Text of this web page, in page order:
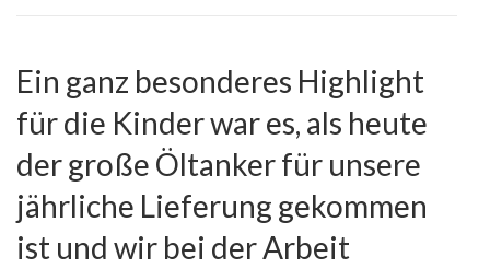
Ein ganz besonderes Highlight
für die Kinder war es, als heute
der große Öltanker für unsere
jährliche Lieferung gekommen
ist und wir bei der Arbeit